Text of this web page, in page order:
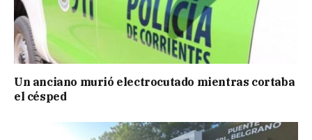
Un anciano murió electrocutado mientras cortaba
el césped